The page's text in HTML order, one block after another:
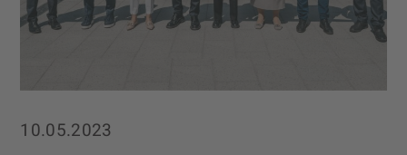
10.05.2023